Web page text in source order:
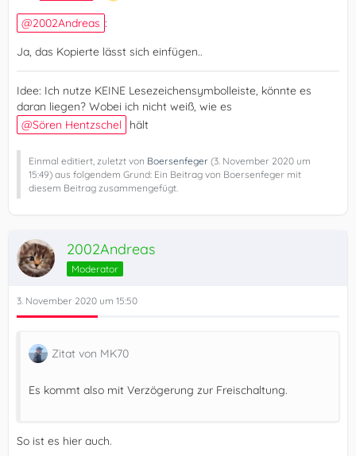
2002Andreas :
Ja, das Kopierte lässt sich einfügen..
Idee: Ich nutze KEINE Lesezeichensymbolleiste, könnte es
daran liegen? Wobei ich nicht weiß, wie es
Sören Hentzschel
hält
Einmal editiert, zuletzt von Boersenfeger (3. November 2020 um
15:49) aus folgendem Grund: Ein Beitrag von Boersenfeger mit
diesem Beitrag zusammengefügt.
2002Andreas
Moderator
3. November 2020 um 15:50
Zitat von MK70
Es kommt also mit Verzögerung zur Freischaltung.
So ist es hier auch.